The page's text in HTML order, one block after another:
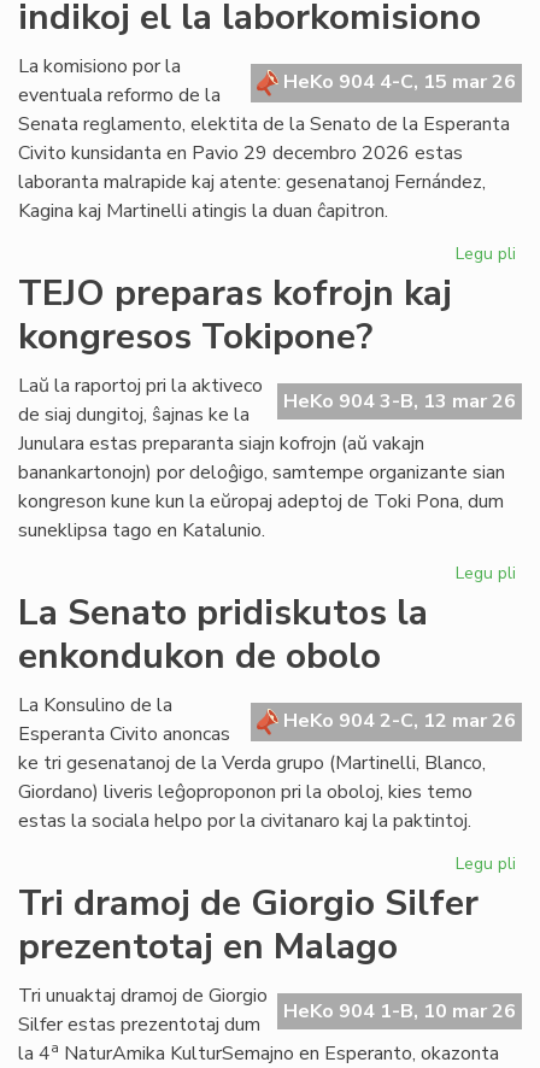
indikoj el la laborkomisiono
HeKo 904 4-C, 15 mar 26
La komisiono por la
eventuala reformo de la
Senata reglamento, elektita de la Senato de la Esperanta
Civito kunsidanta en Pavio 29 decembro 2026 estas
laboranta malrapide kaj atente: gesenatanoj Fernández,
Kagina kaj Martinelli atingis la duan ĉapitron.
Legu pli
el
TEJO preparas kofrojn kaj
kongresos Tokipone?
HeKo 904 3-B, 13 mar 26
Laŭ la raportoj pri la aktiveco
de siaj dungitoj, ŝajnas ke la
Junulara estas preparanta siajn kofrojn (aŭ vakajn
banankartonojn) por deloĝigo, samtempe organizante sian
kongreson kune kun la eŭropaj adeptoj de Toki Pona, dum
suneklipsa tago en Katalunio.
Legu pli
La Senato pridiskutos la
enkondukon de obolo
HeKo 904 2-C, 12 mar 26
La Konsulino de la
Esperanta Civito anoncas
ke tri gesenatanoj de la Verda grupo (Martinelli, Blanco,
Giordano) liveris leĝoproponon pri la oboloj, kies temo
estas la sociala helpo por la civitanaro kaj la paktintoj.
Legu pli
Tri dramoj de Giorgio Silfer
prezentotaj en Malago
HeKo 904 1-B, 10 mar 26
Tri unuaktaj dramoj de Giorgio
Silfer estas prezentotaj dum
la 4a NaturAmika KulturSemajno en Esperanto, okazonta